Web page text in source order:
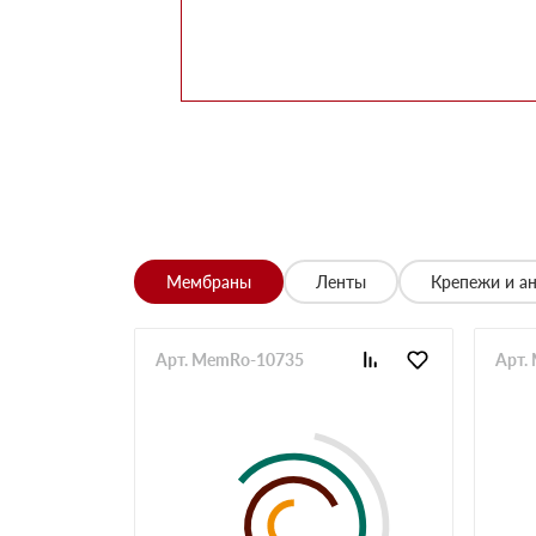
Заказывала утеплитель для перекрытий.
помог выбрать. Взяли оптимальный вариант
Обыскались определенный утеплитель
Николай
Начал сотрудничать недавно, нареканий
Брали утеплитель несколькими партиями, на
Заказывали с самовывозом, по качеству
складу, навигатор не туда завёл. Позвонили
ребята на месте помогли загрузить
Мембраны Ленты Крепежи и
Арт. MemRo-10735 Арт.